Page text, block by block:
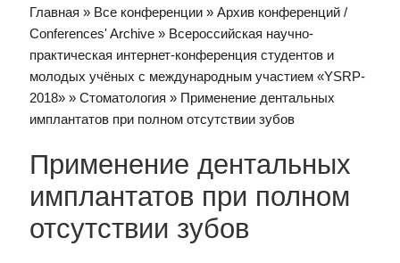
Главная » Все конференции »Архив конференций /
Conferences' Archive » Всероссийская научно-
практическая интернет-конференция студентов и
молодых учёных с международным участием «YSRP-
2018» »Стоматология » Применение дентальных
имплантатов при полном отсутствии зубов
Применение дентальных
имплантатов при полном
отсутствии зубов